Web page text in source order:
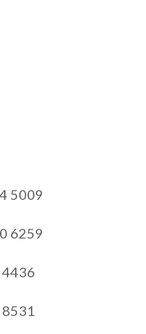
5009
6259